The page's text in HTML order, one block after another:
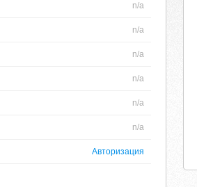
n/a
n/a
n/a
n/a
n/a
n/a
Авторизация